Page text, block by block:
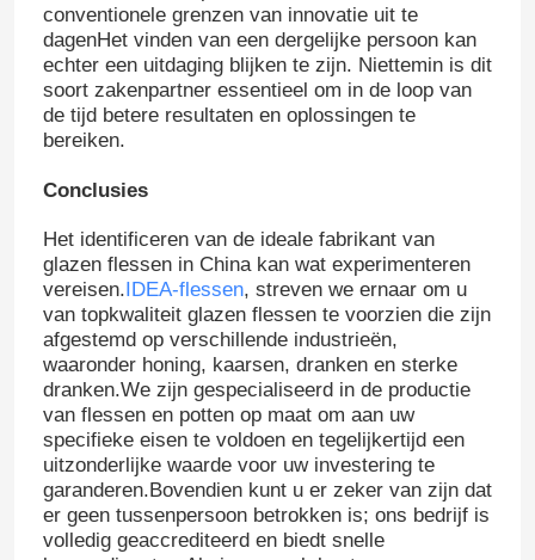
Thuis
Producten
conventionele grenzen van innovatie uit te
dagenHet vinden van een dergelijke persoon kan
echter een uitdaging blijken te zijn. Niettemin is dit
soort zakenpartner essentieel om in de loop van
de tijd betere resultaten en oplossingen te
bereiken.
Conclusies
Het identificeren van de ideale fabrikant van
glazen flessen in China kan wat experimenteren
vereisen.IDEA-flessen, streven we ernaar om u
van topkwaliteit glazen flessen te voorzien die zijn
afgestemd op verschillende industrieën,
waaronder honing, kaarsen, dranken en sterke
dranken.We zijn gespecialiseerd in de productie
van flessen en potten op maat om aan uw
specifieke eisen te voldoen en tegelijkertijd een
uitzonderlijke waarde voor uw investering te
garanderen.Bovendien kunt u er zeker van zijn dat
er geen tussenpersoon betrokken is; ons bedrijf is
volledig geaccrediteerd en biedt snelle